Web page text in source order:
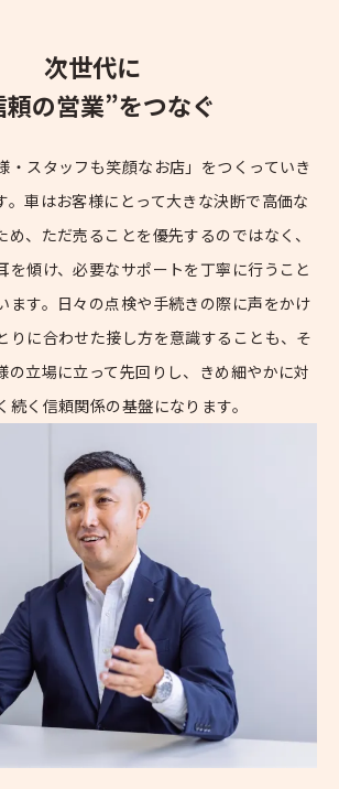
次世代に
頼の営業”をつなぐ
・スタッフも笑顔なお店」をつくっていき
。車はお客様にとって大きな決断で高価な
め、ただ売ることを優先するのではなく、
を傾け、必要なサポートを丁寧に行うこと
ます。日々の点検や手続きの際に声をかけ
りに合わせた接し方を意識することも、そ
の立場に立って先回りし、きめ細やかに対
く信頼関係の基盤になります。